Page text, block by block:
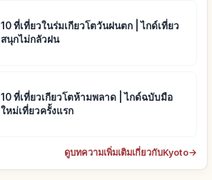
10 ที่เที่ยวในร่มเกียวโตวันฝนตก | ไกด์เที่ยว
สนุกไม่กลัวฝน
10 ที่เที่ยวเกียวโตห้ามพลาด | ไกด์ฉบับมือ
ใหม่เที่ยวครั้งแรก
ดูบทความเพิ่มเติมเกี่ยวกับKyoto→